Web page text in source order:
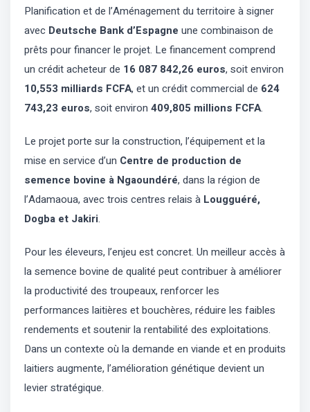
Planification et de l’Aménagement du territoire à signer
avec Deutsche Bank d’Espagne une combinaison de
prêts pour financer le projet. Le financement comprend
un crédit acheteur de 16 087 842,26 euros, soit environ
10,553 milliards FCFA, et un crédit commercial de 624
743,23 euros, soit environ 409,805 millions FCFA.
Le projet porte sur la construction, l’équipement et la
mise en service d’un Centre de production de
semence bovine à Ngaoundéré, dans la région de
l’Adamaoua, avec trois centres relais à Lougguéré,
Dogba et Jakiri.
Pour les éleveurs, l’enjeu est concret. Un meilleur accès à
la semence bovine de qualité peut contribuer à améliorer
la productivité des troupeaux, renforcer les
performances laitières et bouchères, réduire les faibles
rendements et soutenir la rentabilité des exploitations.
Dans un contexte où la demande en viande et en produits
laitiers augmente, l’amélioration génétique devient un
levier stratégique.